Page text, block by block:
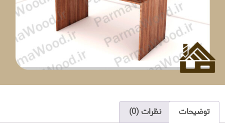
توضیحات نظرات (0)